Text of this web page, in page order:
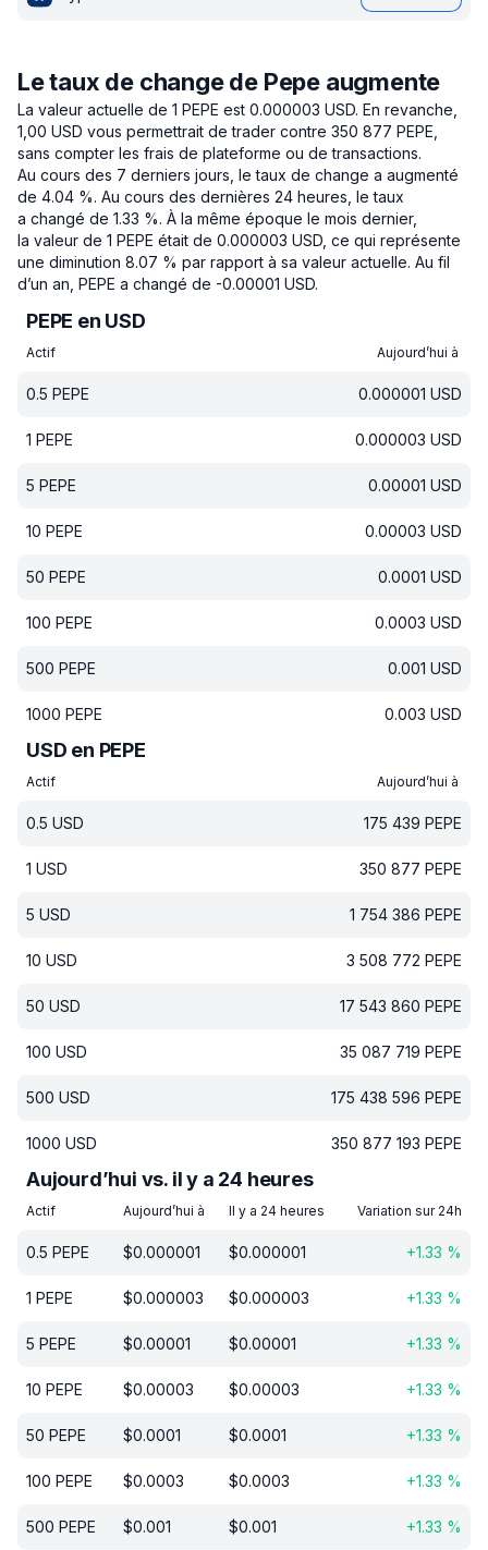
Le taux de change de Pepe augmente
La valeur actuelle de 1 PEPE est 0.000003 USD. En revanche,
1,00 USD vous permettrait de trader contre 350 877 PEPE,
sans compter les frais de plateforme ou de transactions.
Au cours des 7 derniers jours, le taux de change a augmenté
de 4.04 %. Au cours des dernières 24 heures, le taux
a changé de 1.33 %. À la même époque le mois dernier,
la valeur de 1 PEPE était de 0.000003 USD, ce qui représente
une diminution 8.07 % par rapport à sa valeur actuelle. Au fil
d’un an, PEPE a changé de -0.00001 USD.
PEPE en USD
Actif Aujourd’hui à
0.5 PEPE 0.000001 USD
1 PEPE 0.000003 USD
5 PEPE 0.00001 USD
10 PEPE 0.00003 USD
50 PEPE 0.0001 USD
100 PEPE 0.0003 USD
500 PEPE 0.001 USD
1000 PEPE 0.003 USD
USD en PEPE
Actif Aujourd’hui à
0.5 USD 175 439 PEPE
1 USD 350 877 PEPE
5 USD 1 754 386 PEPE
10 USD 3 508 772 PEPE
50 USD 17 543 860 PEPE
100 USD 35 087 719 PEPE
500 USD 175 438 596 PEPE
1000 USD 350 877 193 PEPE
Aujourd’hui vs. il y a 24 heures
Actif Aujourd’hui à Il y a 24 heures Variation sur 24h
0.5 PEPE $0.000001 $0.000001 +1.33 %
1 PEPE $0.000003 $0.000003 +1.33 %
5 PEPE $0.00001 $0.00001 +1.33 %
10 PEPE $0.00003 $0.00003 +1.33 %
50 PEPE $0.0001 $0.0001 +1.33 %
100 PEPE $0.0003 $0.0003 +1.33 %
500 PEPE $0.001 $0.001 +1.33 %